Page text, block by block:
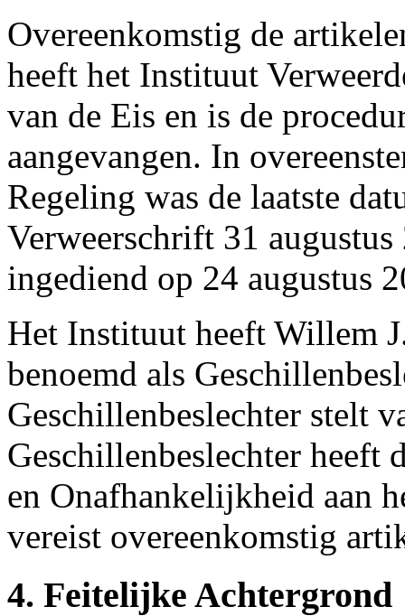
Overeenkomstig de
heeft het Instituut
van de Eis en is de
aangevangen. In
Regeling was de laatste
Verweerschrift 31
ingediend op 24 augustus
Het Instituut heeft Willem
benoemd als
Geschillenbeslechter stelt
Geschillenbeslechter
en Onafhankelijkheid aan
vereist overeenkomstig
4. Feitelijke Achtergrond